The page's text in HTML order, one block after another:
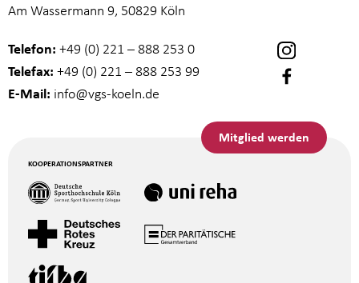
Am Wassermann 9, 50829 Köln
Telefon: +49 (0) 221 – 888 253 0
Telefax: +49 (0) 221 – 888 253 99
E-Mail: info@vgs-koeln.de
Mitglied werden
KOOPERATIONSPARTNER